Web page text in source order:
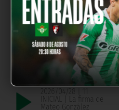
2026/04/30 | 11
INICIAL | La firma de
Pablo Montaño
00:00:00
2026/04/29 | 11
INICIAL | La firma de
Chema de Aquino
2026/04/28 | 11
INICIAL | La firma de
Mateo González